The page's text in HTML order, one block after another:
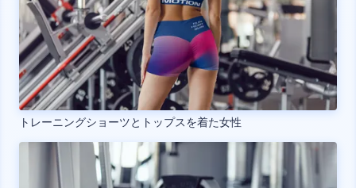
トレーニングショーツとトップスを着た女性